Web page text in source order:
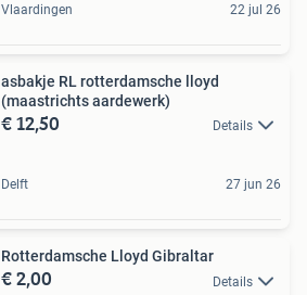
Vlaardingen 22 jul 26
asbakje RL rotterdamsche lloyd
(maastrichts aardewerk)
€ 12,50 Details
Delft 27 jun 26
Rotterdamsche Lloyd Gibraltar
€ 2,00 Details